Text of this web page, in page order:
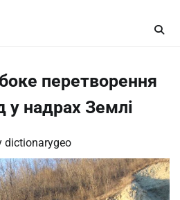
перетворення
у надрах Землі
dictionarygeo